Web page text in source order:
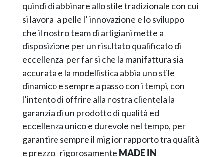
quindi di abbinare allo stile tradizionale con cui
si lavora la pelle l’ innovazione e lo sviluppo
che il nostro team di artigiani mette a
disposizione per un risultato qualificato di
eccellenza per far si che la manifattura sia
accurata e la modellistica abbia uno stile
dinamico e sempre a passo con i tempi, con
l’intento di offrire alla nostra clientela la
garanzia di un prodotto di qualità ed
eccellenza unico e durevole nel tempo, per
garantire sempre il miglior rapporto tra qualità
e prezzo, rigorosamente MADE IN